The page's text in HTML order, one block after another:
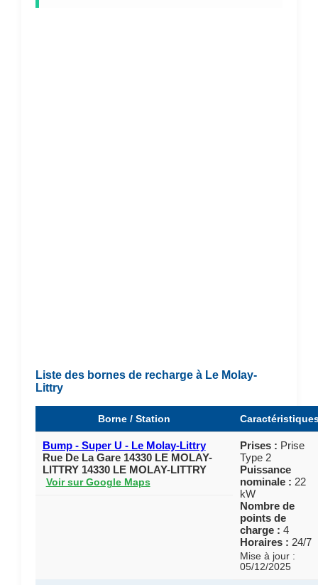
Liste des bornes de recharge à Le Molay-
Littry
Borne / Station
Bump - Super U - Le Molay-Littry
Rue De La Gare 14330 LE MOLAY-
LITTRY 14330 LE MOLAY-LITTRY
Voir sur Google Maps
Prises : Prise
Type 2
Puissance
nominale : 22
kW
Nombre de
points de
charge : 4
Horaires : 24/7
Mise à jour :
05/12/2025